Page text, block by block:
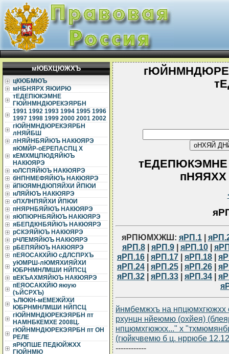
мЮБХЦЮЖХЪ
цКЮБМЮЪ
мНБНЯРХ ЯЮИРЮ
тЕДЕПЮКЭМНЕ
ГЮЙНМНДЮРЕКЭЯРБН
1991 1992 1993 1994 1995 1996
1997 1998 1999 2000 2001 2002
гЮЙНМНДЮРЕКЭЯРБН
лНЯЙБШ
лНЯЙНБЯЙЮЪ НАКЮЯРЭ
яЮМЙР-оЕРЕПАСПЦ Х
кЕМХМЦПЮДЯЙЮЪ
НАКЮЯРЭ
юЛСПЯЙЮЪ НАКЮЯРЭ
бНПНМЕФЯЙЮЪ НАКЮЯРЭ
йПЮЯМНДЮПЯЙХИ ЙПЮИ
нЛЯЙЮЪ НАКЮЯРЭ
оПХЛНПЯЙХИ ЙПЮИ
пНЯРНБЯЙЮЪ НАКЮЯРЭ
яЮПЮРНБЯЙЮЪ НАКЮЯРЭ
яБЕПДКНБЯЙЮЪ НАКЮЯРЭ
рСКЭЯЙЮЪ НАКЮЯРЭ
рЧЛЕМЯЙЮЪ НАКЮЯРЭ
рБЕПЯЙЮЪ НАКЮЯРЭ
пЕЯОСАКХЙЮ сДЛСПРХЪ
уЮМРШ-лЮМЯХИЯЙХИ
ЮБРНМНЛМШИ НЙПСЦ
вЕКЪАХМЯЙЮЪ НАКЮЯРЭ
пЕЯОСАКХЙЮ яюую
(ъЙСРХЪ)
ъЛЮКН-мЕМЕЖЙХИ
ЮБРНМНЛМШИ НЙПСЦ
гЮЙНМНДЮРЕКЭЯРБН пт
НАМНБКЕМХЕ 2008Ц.
гЮЙНМНДЮРЕКЭЯРБН пт ОН
РЕЛЕ
яРЮПШЕ ПЕДЮЙЖХХ
ГЮЙНМЮ
пНЯЯХХ
яРПЮМХЖШ: яРП.1|
яРП.8| яРП.9| яРП.10|
яРП.16 | яРП.17 | яРП.18 |
яРП.24 | яРП.25 | яРП.26 |
яРП.32 | яРП.33 | яРП.34 |
йнмбемжхъ на
рхунцн нйеюмю (охйея)
нпцюмхгюжхх..." х
(гюйкчвемю б ц. нррюбе
------------